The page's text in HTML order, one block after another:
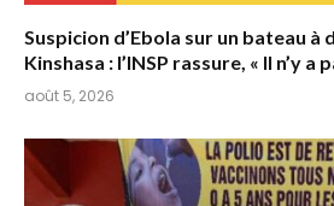
Suspicion d’Ebola sur un bateau à
Kinshasa : l’INSP rassure, « Il n’y a
août 5, 2026